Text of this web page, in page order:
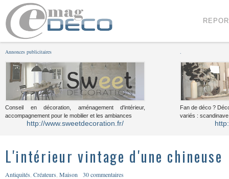
Annonces publicitaires
Conseil en décoration, aménagement d'intérieur,
accompagnement pour le mobilier et les ambiances
http://www.sweetdecoration.fr/
Fan de déco ?
variés :
L'intérieur vintage d'une chineuse
Antiquités Créateurs Maison 30 commentaires